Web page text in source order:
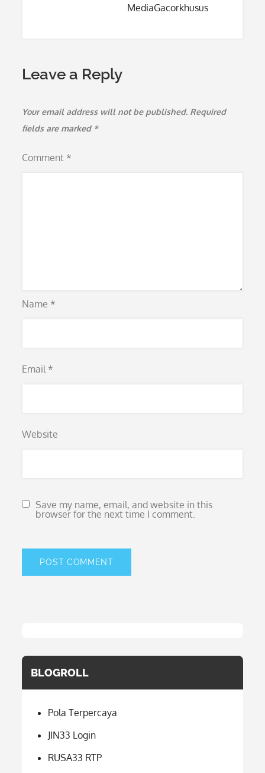
MediaGacorkhusus
Leave a Reply
Your email address will not be published. Required
fields are marked *
Comment *
Name *
Email *
Website
Save my name, email, and website in this
browser for the next time I comment.
BLOGROLL
Pola Terpercaya
JIN33 Login
RUSA33 RTP